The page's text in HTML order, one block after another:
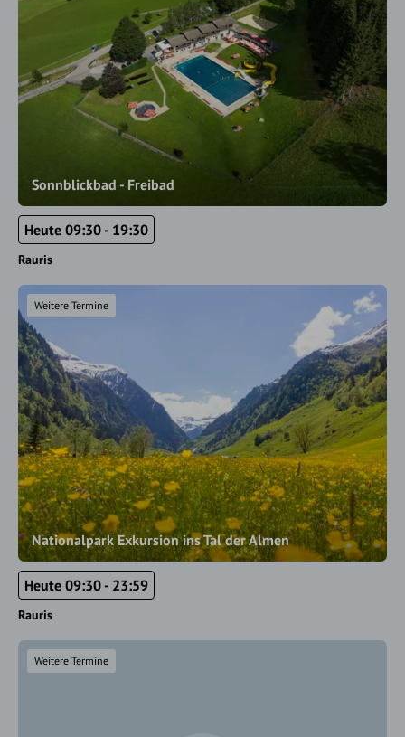
Sonnblickbad - Freibad
Heute 09:30 - 19:30
Rauris
Nationalpark Exkursion ins Tal der Almen
Weitere Termine
Heute 09:30 - 23:59
Rauris
Weitere Termine